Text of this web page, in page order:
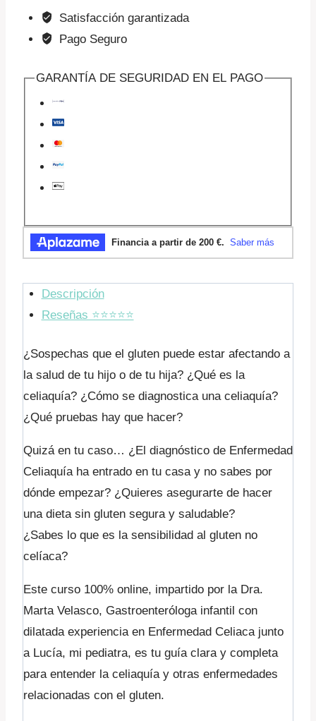
relacionadas
con
gluten
cantidad
Satisfacción garantizada
Pago Seguro
GARANTÍA DE SEGURIDAD EN EL PAGO
Descripción
Reseñas ⭐️⭐️⭐️⭐️⭐️
¿Sospechas que el gluten puede estar afectando a
la salud de tu hijo o de tu hija? ¿Qué es la
celiaquía? ¿Cómo se diagnostica una celiaquía?
¿Qué pruebas hay que hacer?
Quizá en tu caso… ¿El diagnóstico de Enfermedad
Celiaquía ha entrado en tu casa y no sabes por
dónde empezar? ¿Quieres asegurarte de hacer
una dieta sin gluten segura y saludable?
¿Sabes lo que es la sensibilidad al gluten no
celíaca?
Este curso 100% online, impartido por la Dra.
Marta Velasco, Gastroenteróloga infantil con
dilatada experiencia en Enfermedad Celiaca junto
a Lucía, mi pediatra, es tu guía clara y completa
para entender la celiaquía y otras enfermedades
relacionadas con el gluten.